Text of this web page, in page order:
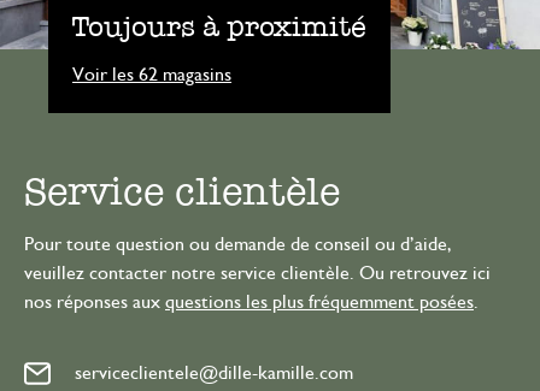
Toujours à proximité
Voir les 62 magasins
Service clientèle
Pour toute question ou demande de conseil ou d’aide,
veuillez contacter notre service clientèle. Ou retrouvez ici
nos réponses aux questions les plus fréquemment posées
serviceclientele@dille-kamille.com